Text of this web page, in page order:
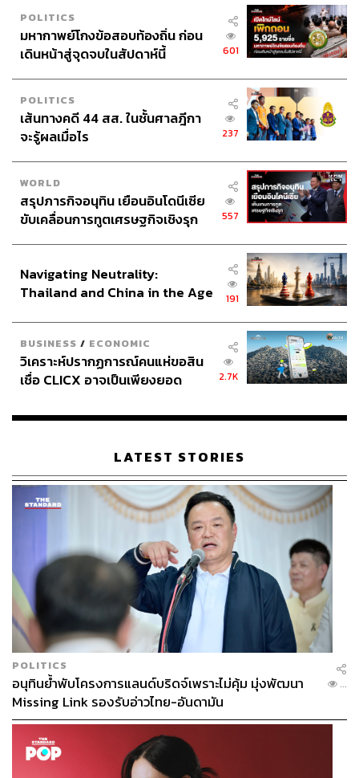
POLITICS
มหากาพย์โกงข้อสอบท้องถิ่น ก่อน
เดินหน้าสู่จุดจบในสัปดาห์นี้
601
POLITICS
เส้นทางคดี 44 สส. ในชั้นศาลฎีกา
จะรู้ผลเมื่อไร
237
WORLD
สรุปภารกิจอนุทิน เยือนอินโดนีเซีย
ขับเคลื่อนการทูตเศรษฐกิจเชิงรุก
557
Navigating Neutrality:
Thailand and China in the Age
191
BUSINESS / ECONOMIC
วิเคราะห์ปรากฏการณ์คนแห่ขอสิน
เชื่อ CLICX อาจเป็นเพียงยอด
เรือนไทยที่ถูกซุกไว้
2.7K
LATEST STORIES
POLITICS
อนุทินย้ำพับโครงการแลนด์บริดจ์เพราะไม่คุ้ม มุ่งพัฒนา
Missing Link รองรับอ่าวไทย-อันดามัน
...